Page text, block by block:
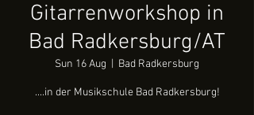
Gitarrenworkshop in
Bad Radkersburg/AT
Sun 16 Aug Bad Radkersburg
....in der Musikschule Bad Radkersburg!